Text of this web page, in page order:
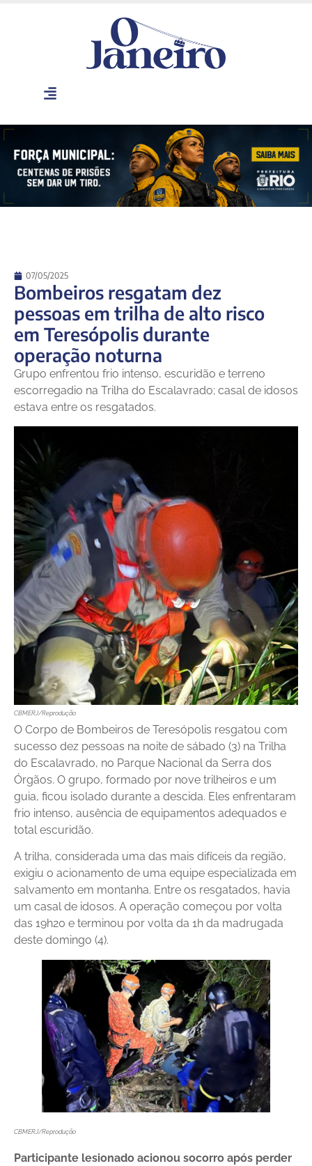
07/05/2025
Bombeiros resgatam dez
pessoas em trilha de alto risco
em Teresópolis durante
operação noturna
Grupo enfrentou frio intenso, escuridão e terreno
escorregadio na Trilha do Escalavrado; casal de idosos
estava entre os resgatados.
CBMERJ/Reprodução
O Corpo de Bombeiros de Teresópolis resgatou com
sucesso dez pessoas na noite de sábado (3) na Trilha
do Escalavrado, no Parque Nacional da Serra dos
Órgãos. O grupo, formado por nove trilheiros e um
guia, ficou isolado durante a descida. Eles enfrentaram
frio intenso, ausência de equipamentos adequados e
total escuridão.
A trilha, considerada uma das mais difíceis da região,
exigiu o acionamento de uma equipe especializada em
salvamento em montanha. Entre os resgatados, havia
um casal de idosos. A operação começou por volta
das 19h20 e terminou por volta da 1h da madrugada
deste domingo (4).
CBMERJ/Reprodução
Participante lesionado acionou socorro após perder